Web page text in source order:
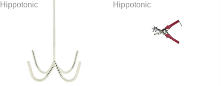
Hippotonic
Hippotonic